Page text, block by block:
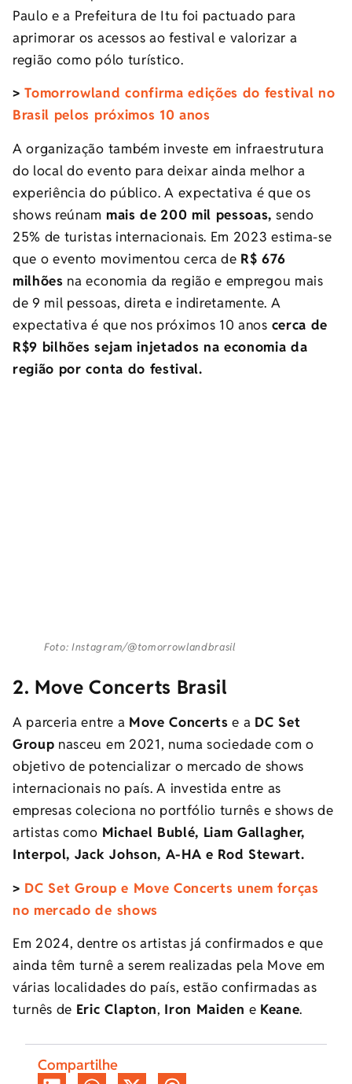
Paulo e a Prefeitura de Itu foi pactuado para
aprimorar os acessos ao festival e valorizar a
região como pólo turístico.
>Tomorrowland confirma edições do festival no
Brasil pelos próximos 10 anos
A organização também investe em infraestrutura
do local do evento para deixar ainda melhor a
experiência do público. A expectativa é que os
shows reúnam mais de 200 mil pessoas, sendo
25% de turistas internacionais. Em 2023 estima-se
que o evento movimentou cerca de R$ 676
milhões na economia da região e empregou mais
de 9 mil pessoas, direta e indiretamente. A
expectativa é que nos próximos 10 anos cerca de
R$9 bilhões sejam injetados na economia da
região por conta do festival.
Foto: Instagram/@tomorrowlandbrasil
2. Move Concerts Brasil
A parceria entre a Move Concerts e a DC Set
Group nasceu em 2021, numa sociedade com o
objetivo de potencializar o mercado de shows
internacionais no país. A investida entre as
empresas coleciona no portfólio turnês e shows de
artistas como Michael Bublé, Liam Gallagher,
Interpol, Jack Johson, A-HA e Rod Stewart.
> DC Set Group e Move Concerts unem forças
no mercado de shows
Em 2024, dentre os artistas já confirmados e que
ainda têm turnê a serem realizadas pela Move em
várias localidades do país, estão confirmadas as
turnês de Eric Clapton, Iron Maiden e Keane.
Compartilhe